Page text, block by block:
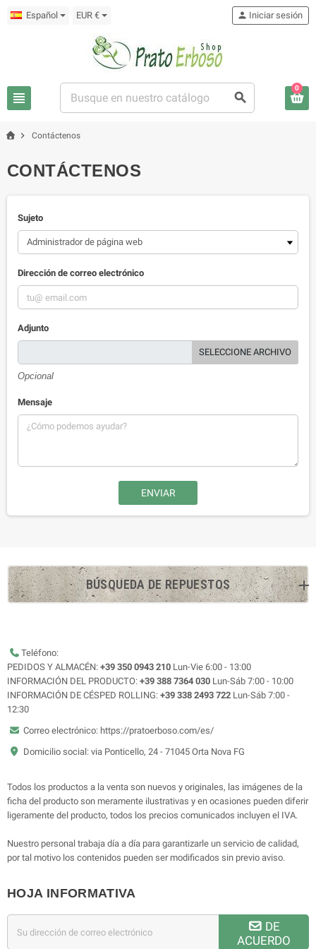
Español EUR €
view_headline search
person Iniciar sesión
0
chevron_right Contáctenos
CONTÁCTENOS
Sujeto
Dirección de correo electrónico
Adjunto
SELECCIONE ARCHIVO
Opcional
Mensaje
BÚSQUEDA DE REPUESTOS
Teléfono:
PEDIDOS Y ALMACÉN: +39 350 0943 210 Lun-Vie 6:00 - 13:00
INFORMACIÓN DEL PRODUCTO: +39 388 7364 030 Lun-Sáb 7:00 - 10:00
INFORMACIÓN DE CÉSPED ROLLING: +39 338 2493 722 Lun-Sáb 7:00 -
12:30
Correo electrónico: https://pratoerboso.com/es/
Domicilio social: via Ponticello, 24 - 71045 Orta Nova FG
Todos los productos a la venta son nuevos y originales, las imágenes de la
ficha del producto son meramente ilustrativas y en ocasiones pueden diferir
ligeramente del producto, todos los precios comunicados incluyen el IVA.
Nuestro personal trabaja día a día para garantizarle un servicio de calidad,
por tal motivo los contenidos pueden ser modificados sin previo aviso.
HOJA INFORMATIVA
DE
ACUERDO